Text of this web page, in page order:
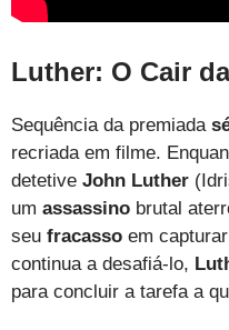
Luther: O Cair
Sequência da premiada
recriada em filme.
detetive John Luther
um assassino brutal
seu fracasso em
continua a desafiá-lo,
para concluir a tarefa a